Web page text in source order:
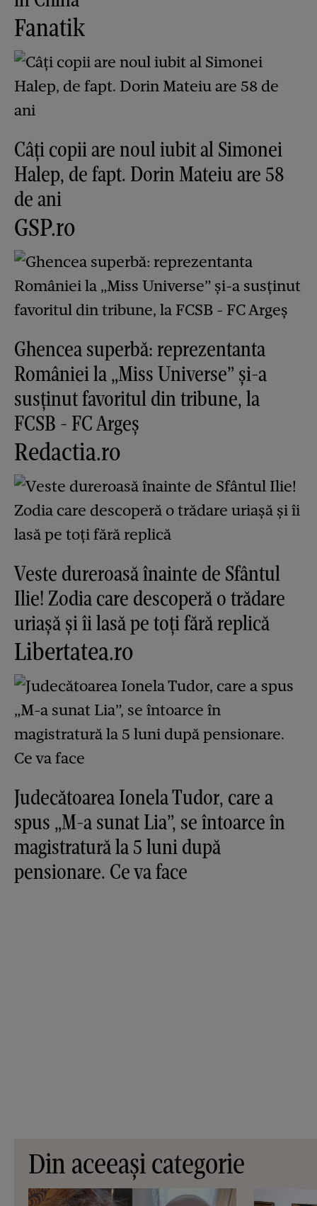
Fanatik
Câți copii are noul iubit al Simonei
Halep, de fapt. Dorin Mateiu are 58
de ani
GSP.ro
Ghencea superbă: reprezentanta
României la „Miss Universe” și-a
susținut favoritul din tribune, la
FCSB - FC Argeș
Redactia.ro
Veste dureroasă înainte de Sfântul
Ilie! Zodia care descoperă o trădare
uriașă și îi lasă pe toți fără replică
Libertatea.ro
Judecătoarea Ionela Tudor, care a
spus „M-a sunat Lia”, se întoarce în
magistratură la 5 luni după
pensionare. Ce va face
Din aceeași categorie